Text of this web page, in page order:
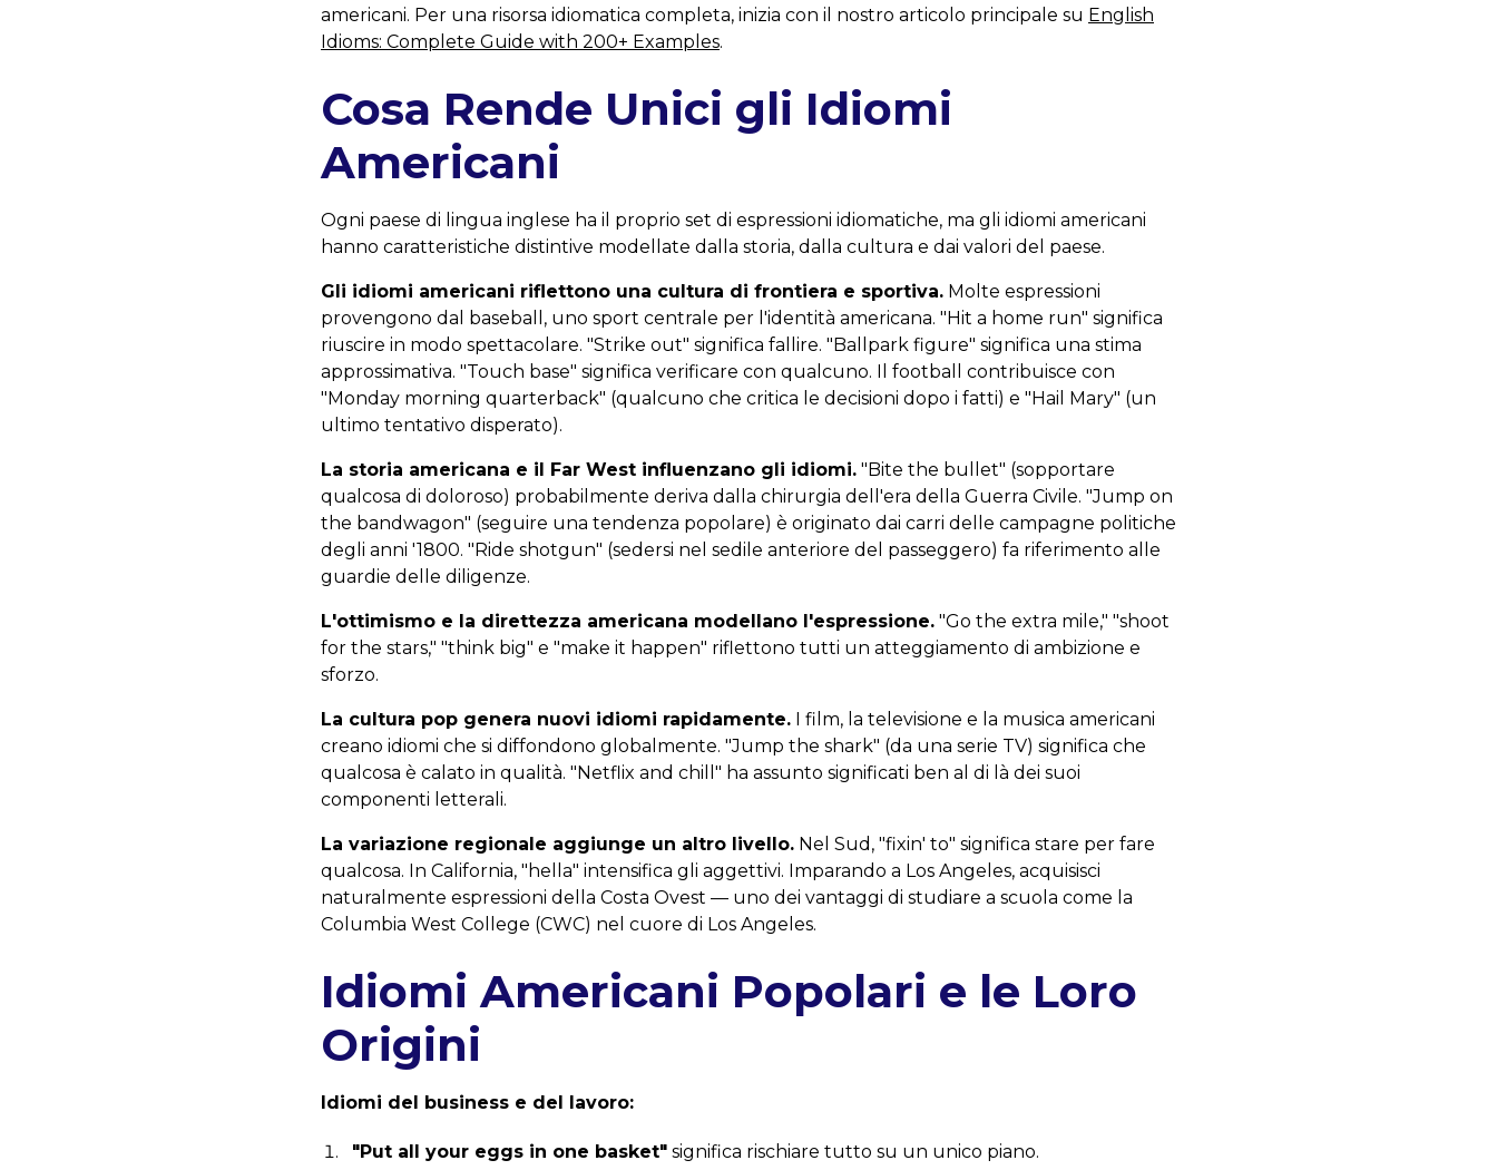
americani. Per una risorsa idiomatica completa, inizia con il nostro articolo principale su English
Idioms: Complete Guide with 200+ Examples.
Cosa Rende Unici gli Idiomi
Americani
Ogni paese di lingua inglese ha il proprio set di espressioni idiomatiche, ma gli idiomi americani
hanno caratteristiche distintive modellate dalla storia, dalla cultura e dai valori del paese.
Gli idiomi americani riflettono una cultura di frontiera e sportiva. Molte espressioni
provengono dal baseball, uno sport centrale per l'identità americana. "Hit a home run" significa
riuscire in modo spettacolare. "Strike out" significa fallire. "Ballpark figure" significa una stima
approssimativa. "Touch base" significa verificare con qualcuno. Il football contribuisce con
"Monday morning quarterback" (qualcuno che critica le decisioni dopo i fatti) e "Hail Mary" (un
ultimo tentativo disperato).
La storia americana e il Far West influenzano gli idiomi. "Bite the bullet" (sopportare
qualcosa di doloroso) probabilmente deriva dalla chirurgia dell'era della Guerra Civile. "Jump on
the bandwagon" (seguire una tendenza popolare) è originato dai carri delle campagne politiche
degli anni '1800. "Ride shotgun" (sedersi nel sedile anteriore del passeggero) fa riferimento alle
guardie delle diligenze.
L'ottimismo e la direttezza americana modellano l'espressione. "Go the extra mile," "shoot
for the stars," "think big" e "make it happen" riflettono tutti un atteggiamento di ambizione e
sforzo.
La cultura pop genera nuovi idiomi rapidamente. I film, la televisione e la musica americani
creano idiomi che si diffondono globalmente. "Jump the shark" (da una serie TV) significa che
qualcosa è calato in qualità. "Netflix and chill" ha assunto significati ben al di là dei suoi
componenti letterali.
La variazione regionale aggiunge un altro livello. Nel Sud, "fixin' to" significa stare per fare
qualcosa. In California, "hella" intensifica gli aggettivi. Imparando a Los Angeles, acquisisci
naturalmente espressioni della Costa Ovest — uno dei vantaggi di studiare a scuola come la
Columbia West College (CWC) nel cuore di Los Angeles.
Idiomi Americani Popolari e le Loro
Origini
Idiomi del business e del lavoro:
"Put all your eggs in one basket" significa rischiare tutto su un unico piano.